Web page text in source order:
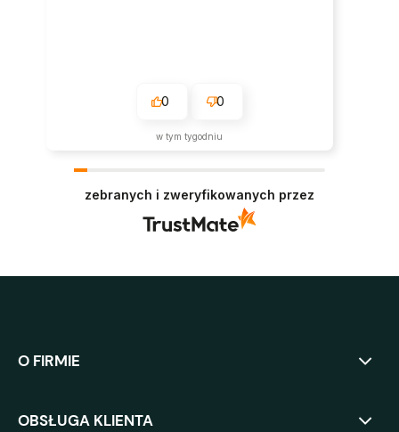
0 0
w tym tygodniu
zebranych i zweryfikowanych przez
O FIRMIE
OBSŁUGA KLIENTA